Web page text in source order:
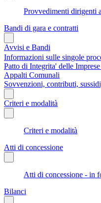
Provvedimenti dirigenti
Bandi di gara e contratti
Avvisi e Bandi
Informazioni sulle singole
Patto di Integrita' delle
Appalti Comunali
Sovvenzioni, contributi,
Criteri e modalità
Criteri e modalità
Atti di concessione
Atti di concessione - in
Bilanci